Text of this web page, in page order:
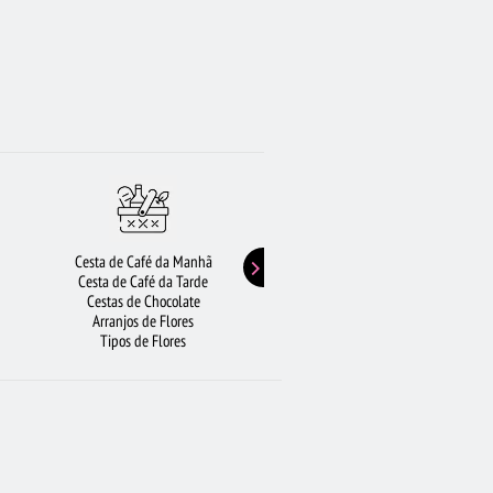
Cesta de Café da Manhã
Cesta de Café da Tarde
Cestas de Chocolate
Arranjos de Flores
Tipos de Flores